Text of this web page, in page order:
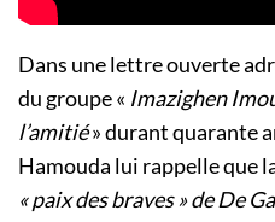
Dans une lettre ouverte
du groupe « Imazighen
l’amitié» durant quarante
Hamouda lui rappelle que
« paix des braves » de De